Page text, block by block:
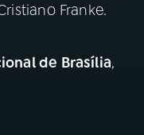
Franke.
de Brasília,